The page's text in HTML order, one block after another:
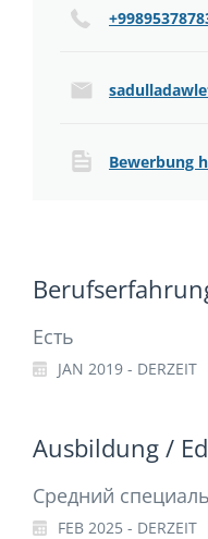
Bewerbung
Есть
JAN 2019 - DERZEIT
Ausbildung /
Средний
FEB 2025 - DERZEIT